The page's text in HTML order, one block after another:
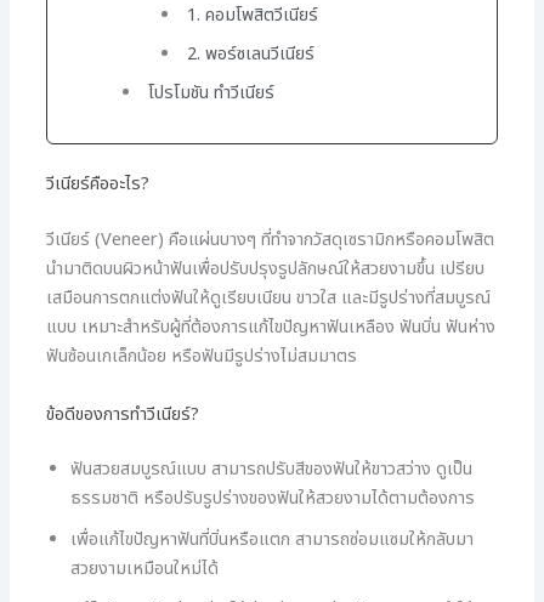
1. คอมโพสิตวีเนียร์
2. พอร์ซเลนวีเนียร์
โปรโมชัน ทำวีเนียร์
วีเนียร์คืออะไร?
วีเนียร์ (Veneer) คือแผ่นบางๆ ที่ทำจากวัสดุเซรามิกหรือคอมโพสิต
นำมาติดบนผิวหน้าฟันเพื่อปรับปรุงรูปลักษณ์ให้สวยงามขึ้น เปรียบ
เสมือนการตกแต่งฟันให้ดูเรียบเนียน ขาวใส และมีรูปร่างที่สมบูรณ์
แบบ เหมาะสำหรับผู้ที่ต้องการแก้ไขปัญหาฟันเหลือง ฟันบิ่น ฟันห่าง
ฟันซ้อนเกเล็กน้อย หรือฟันมีรูปร่างไม่สมมาตร
ข้อดีของการทำวีเนียร์?
ฟันสวยสมบูรณ์แบบ สามารถปรับสีของฟันให้ขาวสว่าง ดูเป็น
ธรรมชาติ หรือปรับรูปร่างของฟันให้สวยงามได้ตามต้องการ
เพื่อแก้ไขปัญหาฟันที่บิ่นหรือแตก สามารถซ่อมแซมให้กลับมา
สวยงามเหมือนใหม่ได้